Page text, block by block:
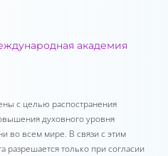
академия
с целью распостранения
духовного уровня
во всем мире. В связи с этим
разрешается только при согласии